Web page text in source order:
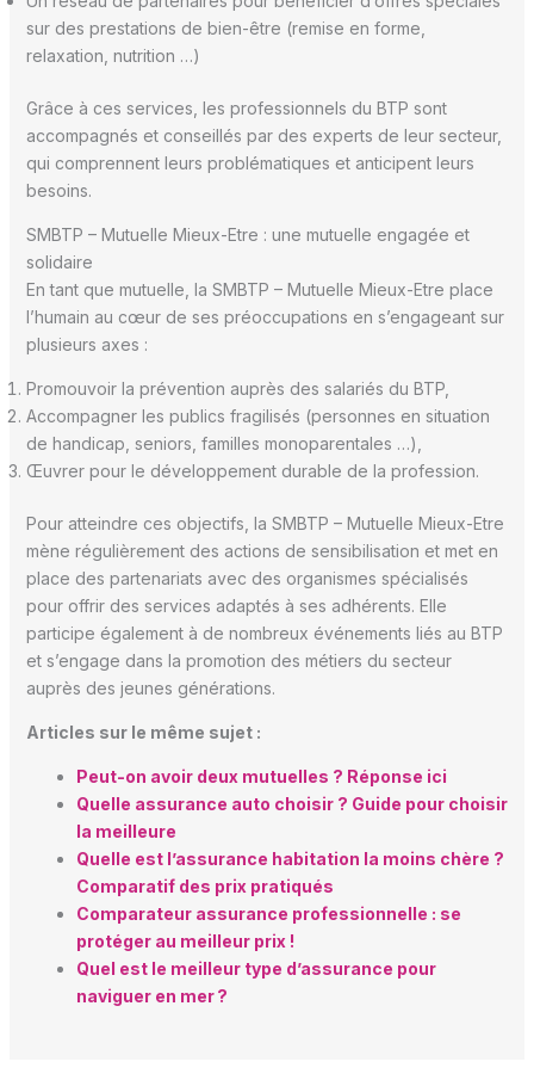
sur des prestations de bien-être (remise en forme,
relaxation, nutrition …)
Grâce à ces services, les professionnels du BTP sont
accompagnés et conseillés par des experts de leur secteur,
qui comprennent leurs problématiques et anticipent leurs
besoins.
SMBTP – Mutuelle Mieux-Etre : une mutuelle engagée et
solidaire
En tant que mutuelle, la SMBTP – Mutuelle Mieux-Etre place
l’humain au cœur de ses préoccupations en s’engageant sur
plusieurs axes :
Promouvoir la prévention auprès des salariés du BTP,
Accompagner les publics fragilisés (personnes en situation
de handicap, seniors, familles monoparentales …),
Œuvrer pour le développement durable de la profession.
Pour atteindre ces objectifs, la SMBTP – Mutuelle Mieux-Etre
mène régulièrement des actions de sensibilisation et met en
place des partenariats avec des organismes spécialisés
pour offrir des services adaptés à ses adhérents. Elle
participe également à de nombreux événements liés au BTP
et s’engage dans la promotion des métiers du secteur
auprès des jeunes générations.
Articles sur le même sujet :
Peut-on avoir deux mutuelles ? Réponse ici
Quelle assurance auto choisir ? Guide pour choisir
la meilleure
Quelle est l’assurance habitation la moins chère ?
Comparatif des prix pratiqués
Comparateur assurance professionnelle : se
protéger au meilleur prix !
Quel est le meilleur type d’assurance pour
naviguer en mer ?